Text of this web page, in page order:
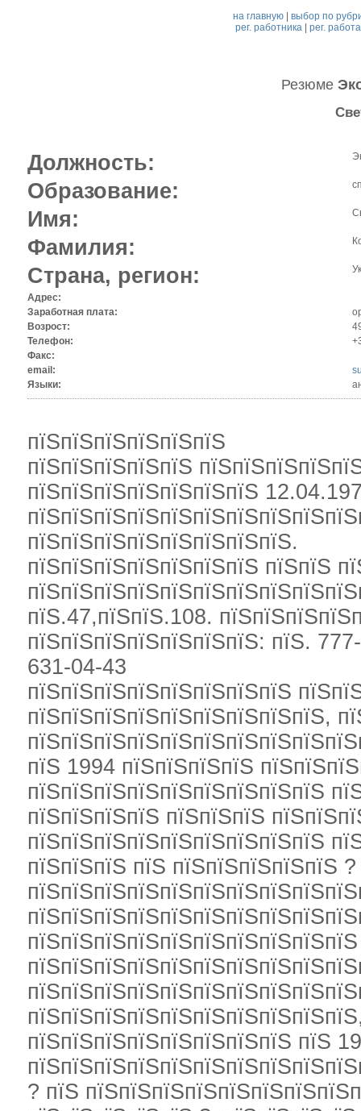
на главную |выбор по
рег. работника| рег.
Резюме
Должность:
Образование:
Имя:
Фамилия:
Страна, регион:
Адрес:
Заработная плата:
Возрост:
Телефон:
Факс:
email:
Языки:
пїЅпїЅпїЅпїЅпїЅпїЅ
пїЅпїЅпїЅпїЅпїЅ
пїЅпїЅпїЅпїЅпїЅпїЅпїЅ
пїЅпїЅпїЅпїЅпїЅпїЅпїЅпїЅ.
пїЅпїЅпїЅпїЅпїЅпїЅпїЅ пїЅпїЅ
пїЅ.47,пїЅпїЅ.108.
пїЅпїЅпїЅпїЅпїЅпїЅпїЅ: пїЅ.
631-04-43
пїЅпїЅпїЅпїЅпїЅпїЅпїЅпїЅ
пїЅпїЅпїЅпїЅпїЅпїЅпїЅпїЅпїЅ,
пїЅ 1994 пїЅпїЅпїЅпїЅ
пїЅпїЅпїЅпїЅпїЅпїЅпїЅпїЅпїЅ
пїЅпїЅпїЅпїЅ пїЅпїЅпїЅ
пїЅпїЅпїЅпїЅпїЅпїЅпїЅпїЅпїЅ
пїЅпїЅпїЅ пїЅ пїЅпїЅпїЅпїЅпїЅ ?
пїЅпїЅпїЅпїЅпїЅпїЅпїЅпїЅпїЅпїЅ
пїЅпїЅпїЅпїЅпїЅпїЅпїЅпїЅ пїЅ
? пїЅ